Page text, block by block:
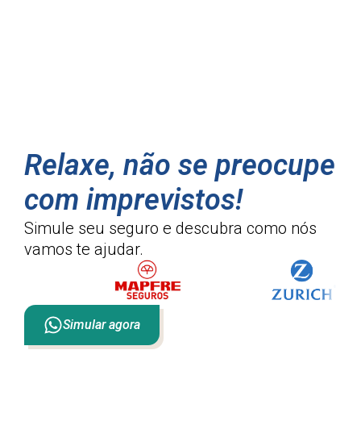
Relaxe, não se preocupe
com imprevistos!
Simule seu seguro e descubra como nós
vamos te ajudar.
Simular agora